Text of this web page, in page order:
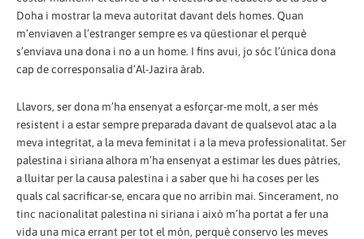
Doha i mostrar la meva autoritat davant dels homes. Quan
m’enviaven a l’estranger sempre es va qüestionar el perquè
s’enviava una dona i no a un home. I fins avui, jo sóc l’única dona
cap de corresponsalia d’Al-Jazira àrab.
Llavors, ser dona m’ha ensenyat a esforçar-me molt, a ser més
resistent i a estar sempre preparada davant de qualsevol atac a la
meva integritat, a la meva feminitat i a la meva professionalitat. Ser
palestina i siriana alhora m’ha ensenyat a estimar les dues pàtries,
a lluitar per la causa palestina i a saber que hi ha coses per les
quals cal sacrificar-se, encara que no arribin mai. Sincerament, no
tinc nacionalitat palestina ni siriana i això m’ha portat a fer una
vida una mica errant per tot el món, perquè conservo les meves